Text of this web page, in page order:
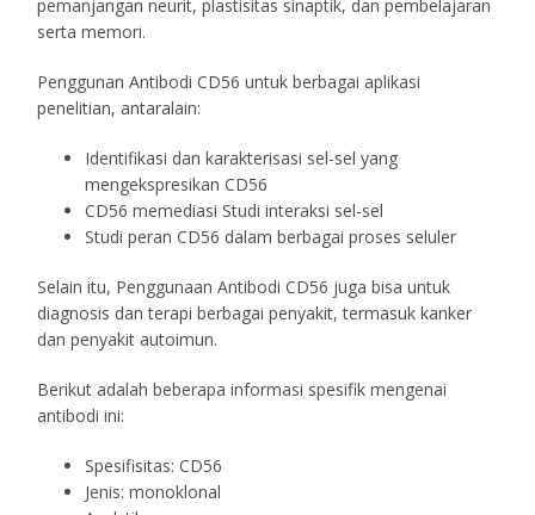
pemanjangan neurit, plastisitas sinaptik, dan pembelajaran
serta memori.
Penggunan Antibodi CD56 untuk berbagai aplikasi
penelitian, antaralain:
Identifikasi dan karakterisasi sel-sel yang
mengekspresikan CD56
CD56 memediasi Studi interaksi sel-sel
Studi peran CD56 dalam berbagai proses seluler
Selain itu, Penggunaan Antibodi CD56 juga bisa untuk
diagnosis dan terapi berbagai penyakit, termasuk kanker
dan penyakit autoimun.
Berikut adalah beberapa informasi spesifik mengenai
antibodi ini:
Spesifisitas: CD56
Jenis: monoklonal